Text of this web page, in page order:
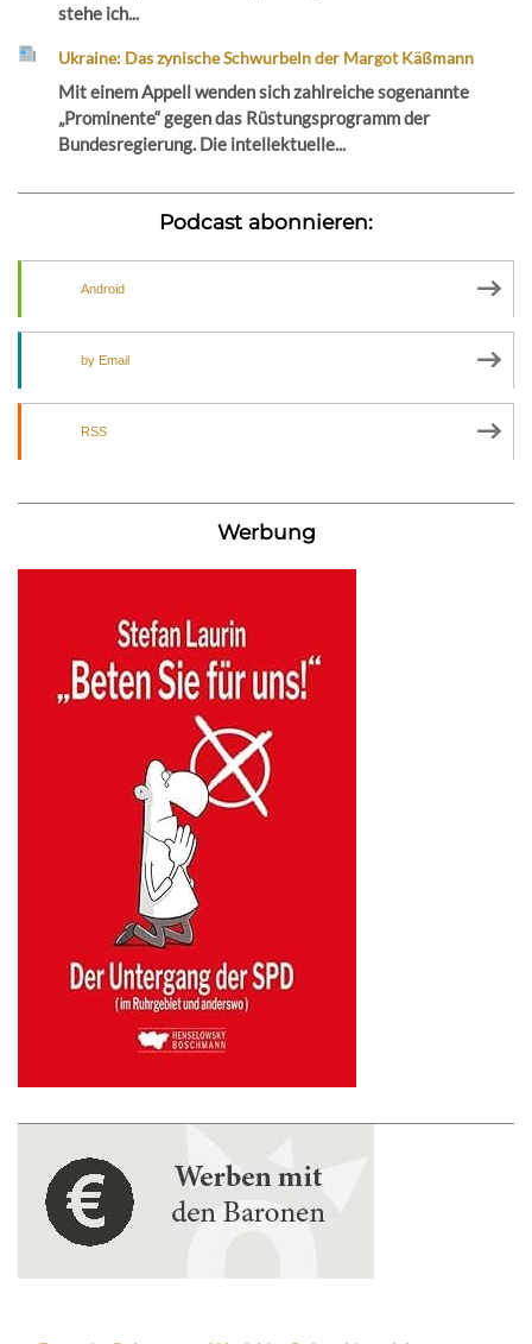
stehe ich...
Ukraine: Das zynische Schwurbeln der Margot Käßmann
Mit einem Appell wenden sich zahlreiche sogenannte
„Prominente“ gegen das Rüstungsprogramm der
Bundesregierung. Die intellektuelle...
Podcast abonnieren:
Android
by Email
RSS
Werbung